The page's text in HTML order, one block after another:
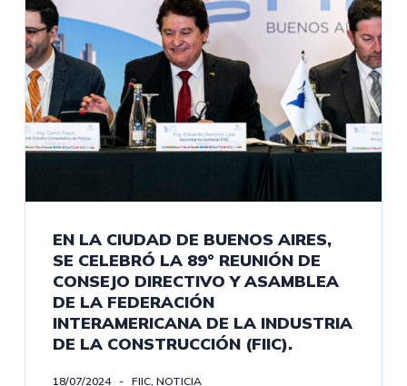
EN LA CIUDAD DE BUENOS AIRES,
SE CELEBRÓ LA 89° REUNIÓN DE
CONSEJO DIRECTIVO Y ASAMBLEA
DE LA FEDERACIÓN
INTERAMERICANA DE LA INDUSTRIA
DE LA CONSTRUCCIÓN (FIIC).
18/07/2024 FIIC, NOTICIA